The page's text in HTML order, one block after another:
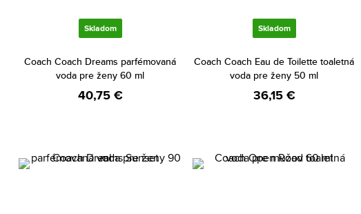
Skladom
Coach Coach Dreams parfémovaná
voda pre ženy 60 ml
40,75 €
Skladom
Coach Coach Eau de Toilette toaletná
voda pre ženy 50 ml
36,15 €